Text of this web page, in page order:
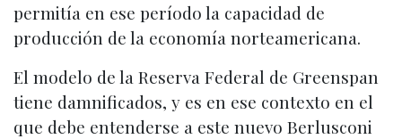
permitía en ese período la capacidad de
producción de la economía norteamericana.
El modelo de la Reserva Federal de Greenspan
tiene damnificados, y es en ese contexto en el
que debe entenderse a este nuevo Berlusconi